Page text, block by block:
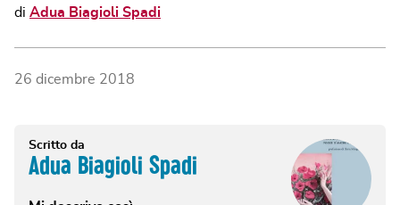
di Adua Biagioli Spadi
26 dicembre 2018
Scritto da
Adua Biagioli Spadi